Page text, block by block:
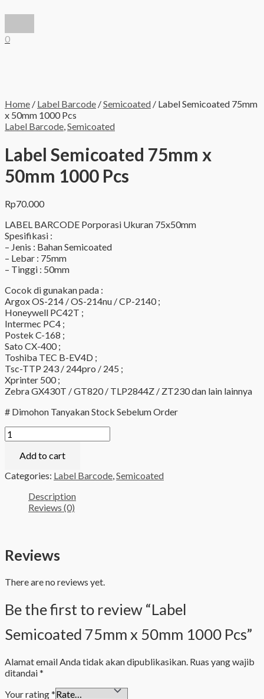
konten
Utama
0
Home / Label Barcode /Semicoated / Label Semicoated 75mm
x 50mm 1000 Pcs
Label Barcode,Semicoated
Label Semicoated 75mm x
50mm 1000 Pcs
Rp70.000
LABEL BARCODE Porporasi Ukuran 75x50mm
Spesifikasi :
– Jenis : Bahan Semicoated
– Lebar : 75mm
– Tinggi : 50mm
Cocok di gunakan pada :
Argox OS-214 / OS-214nu / CP-2140 ;
Honeywell PC42T ;
Intermec PC4 ;
Postek C-168 ;
Sato CX-400 ;
Toshiba TEC B-EV4D ;
Tsc-TTP 243 / 244pro / 245 ;
Xprinter 500 ;
Zebra GX430T / GT820 / TLP2844Z / ZT230 dan lain lainnya
# Dimohon Tanyakan Stock Sebelum Order
Label
Semicoated
75mm
50mm
quantity
Add to cart
Categories: Label Barcode,Semicoated
Description
Reviews (0)
Reviews
There are no reviews yet.
Be the first to review “Label
Semicoated 75mm x 50mm 1000 Pcs”
Alamat email Anda tidak akan dipublikasikan. Ruas yang wajib
ditandai*
Your rating*